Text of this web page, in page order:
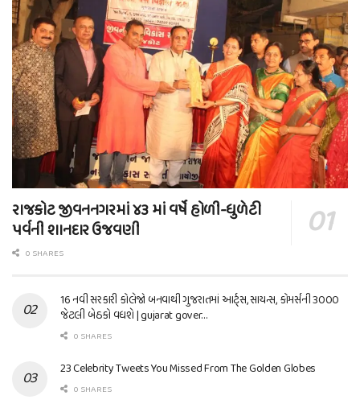
રાજકોટ જીવનનગરમાં ૪૩ માં વર્ષે હોળી-ધુળેટી
પર્વની શાનદાર ઉજવણી
0 SHARES
16 નવી સરકારી કોલેજો બનવાથી ગુજરાતમાં આર્ટ્સ, સાયન્સ, કોમર્સની 3000
જેટલી બેઠકો વધશે | gujarat gover…
0 SHARES
23 Celebrity Tweets You Missed From The Golden Globes
0 SHARES